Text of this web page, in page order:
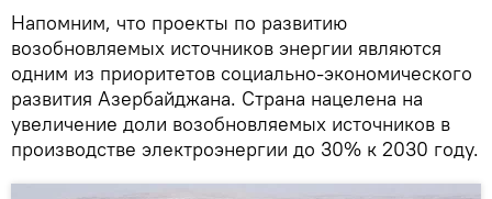
Напомним, что проекты по развитию
возобновляемых источников энергии являются
одним из приоритетов социально-экономического
развития Азербайджана. Страна нацелена на
увеличение доли возобновляемых источников в
производстве электроэнергии до 30% к 2030 году.